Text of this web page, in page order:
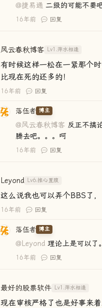
@捷易通 二级的可能不要吧
16年前 回复
风云春秋博客 Lv1.萍水相逢
有时候这样一松在一紧那个
比现在死的还多的！
16年前 回复
落伍者 博主
@风云春秋博客 反正不搞
腾去吧。。。呵
16年前 回复
Leyond Lv6.推心置腹
这么说我也可以弄个BBS了，
16年前 回复
落伍者 博主
@Leyond 理论上是可以了
16年前 回复
最好的股票软件 Lv1.萍水相逢
现在审核严格了也是好事来着